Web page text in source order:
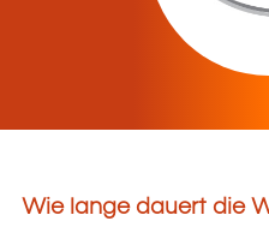
Wie lange dauert die